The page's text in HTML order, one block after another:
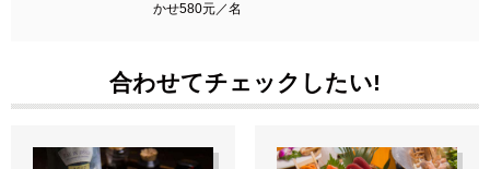
かせ580元／名
合わせてチェックしたい!